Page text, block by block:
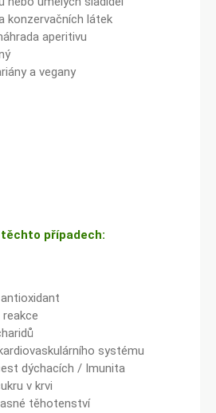
konzervačních látek
aperitivu
a vegany
případech:
systému
dýchacích / Imunita
v krvi
těhotenství